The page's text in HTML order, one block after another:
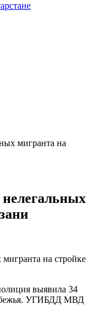
мигранта на
выявила 34
УГИБДД МВД